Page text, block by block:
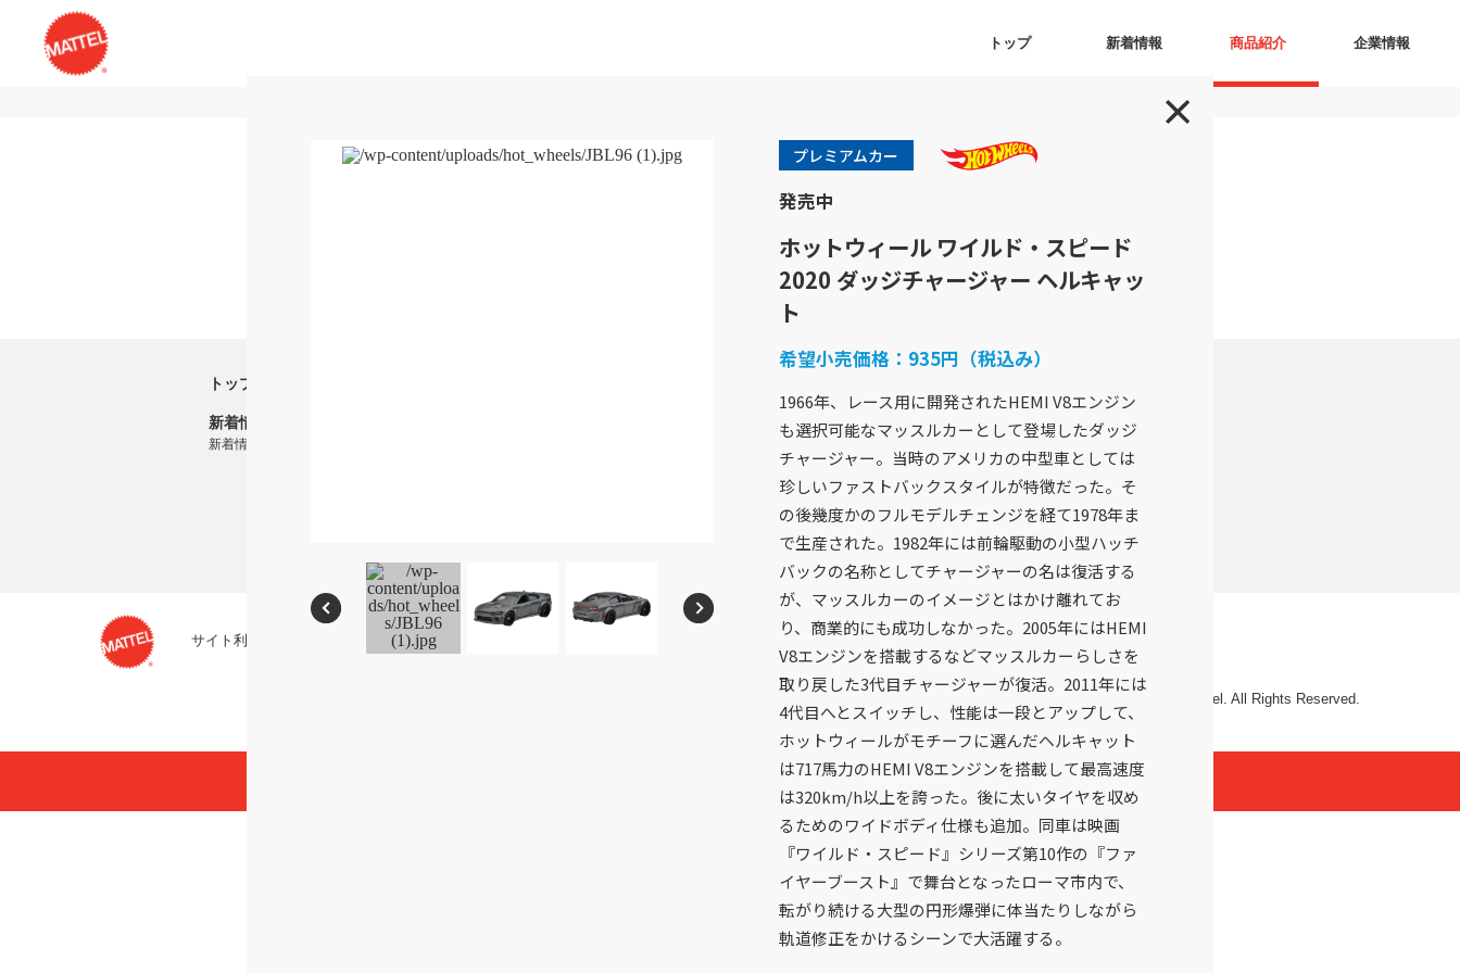
トップ 新着情報 商品紹介 企業情報
プレミアムカー
発売中
ホットウィール ワイルド・スピード
2020 ダッジチャージャー ヘルキャッ
ト
希望小売価格： 935円（税込み）
1966年、レース用に開発されたHEMI V8エンジン
も選択可能なマッスルカーとして登場したダッジ
チャージャー。当時のアメリカの中型車としては
珍しいファストバックスタイルが特徴だった。そ
の後幾度かのフルモデルチェンジを経て1978年ま
で生産された。1982年には前輪駆動の小型ハッチ
バックの名称としてチャージャーの名は復活する
が、マッスルカーのイメージとはかけ離れてお
り、商業的にも成功しなかった。2005年にはHEMI
V8エンジンを搭載するなどマッスルカーらしさを
取り戻した3代目チャージャーが復活。2011年には
4代目へとスイッチし、性能は一段とアップして、
ホットウィールがモチーフに選んだヘルキャット
は717馬力のHEMI V8エンジンを搭載して最高速度
は320km/h以上を誇った。後に太いタイヤを収め
るためのワイドボディ仕様も追加。同車は映画
『ワイルド・スピード』シリーズ第10作の『ファ
イヤーブースト』で舞台となったローマ市内で、
転がり続ける大型の円形爆弾に体当たりしながら
軌道修正をかけるシーンで大活躍する。
トップ
新着情報
新着情報一覧
企業概要
社会貢献活動
アクセスマップ
サイト利用条件 プライバシーポリシー Mattel, Inc.
© 2026 Mattel. All Rights Reserved.